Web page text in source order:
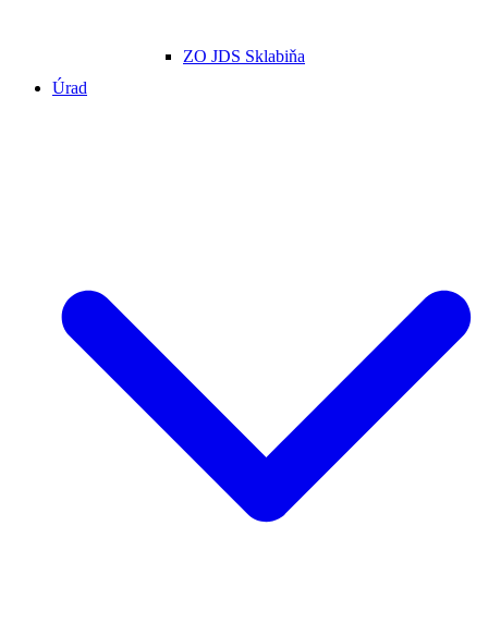
ZO JDS Sklabiňa
Úrad